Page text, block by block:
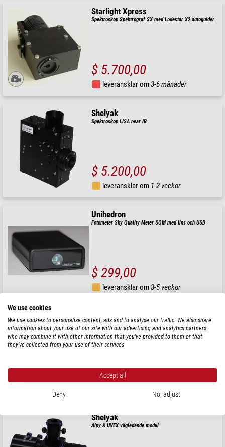
Starlight Xpress
Spektroskop Spektrograf SX med Lodestar X2 autoguider
$ 5.700,00
leveransklar om3-6 månader
Shelyak
Spektroskop LISA near IR
$ 5.200,00
leveransklar om 1-2 veckor
Unihedron
Fotometer Sky Quality Meter SQM med lins och USB
$ 299,00
leveransklar om3-5 veckor
Shelyak
Spektroskop Star Analyser 200
$ 249,00
Shelyak
Alpy & UVEX vägledande modul
We use cookies
We use cookies to personalise content, ads and to analyse our traffic. We also share
information about your use of our site with our advertising and analytics partners
who may combine it with other information that you’ve provided to them or that
they’ve collected from your use of their services
Accept all
Deny No, adjust